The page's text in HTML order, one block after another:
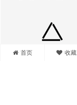
首页 收藏